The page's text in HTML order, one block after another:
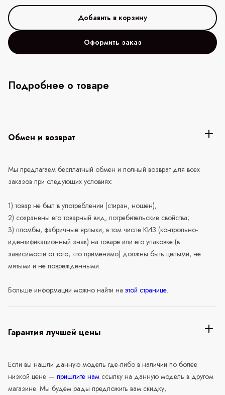
Оформить заказ
Подробнее о товаре
Обмен и возврат
Мы предлагаем бесплатный обмен и полный возврат для всех
заказов при следующих условиях:
1) товар не был в употреблении (стиран, ношен);
2) сохранены его товарный вид, потребительские свойства;
3) пломбы, фабричные ярлыки, в том числе КИЗ (контрольно-
идентификационный знак) на товаре или его упаковке (в
зависимости от того, что применимо) должны быть целыми, не
мятыми и не повреждёнными.
Больше информации можно найти на этой странице.
Гарантия лучшей цены
Если вы нашли данную модель где-либо в наличии по более
низкой цене — пришлите нам ссылку на данную модель в другом
магазине. Мы будем рады предложить вам скидку,